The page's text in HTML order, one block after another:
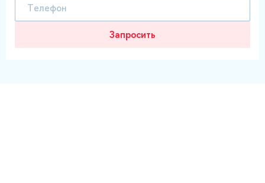
Запросить